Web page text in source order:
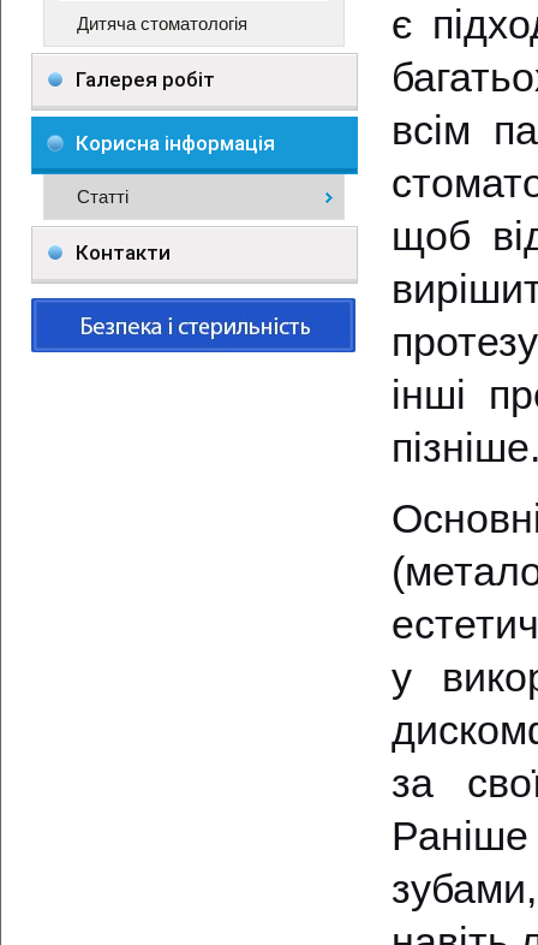
Дитяча стоматологія
Галерея робіт
Корисна інформація
Статті
Контакти
є
всім
щоб
інші
у
за